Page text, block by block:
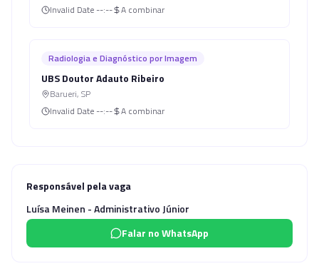
Invalid Date --:-- A combinar
Radiologia e Diagnóstico por Imagem
UBS Doutor Adauto Ribeiro
Barueri, SP
Invalid Date --:-- A combinar
Responsável pela vaga
Luísa Meinen - Administrativo Júnior
Falar no WhatsApp